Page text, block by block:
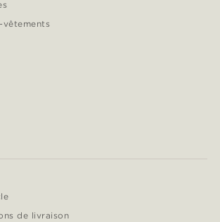
vêtements
de livraison